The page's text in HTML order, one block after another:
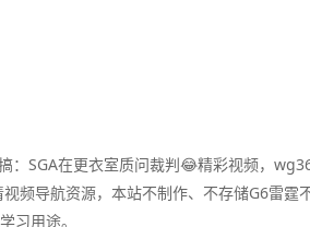
：SGA在更衣室质问裁判😂精彩视频，
频导航资源，本站不制作、不存储G6雷霆
习用途。